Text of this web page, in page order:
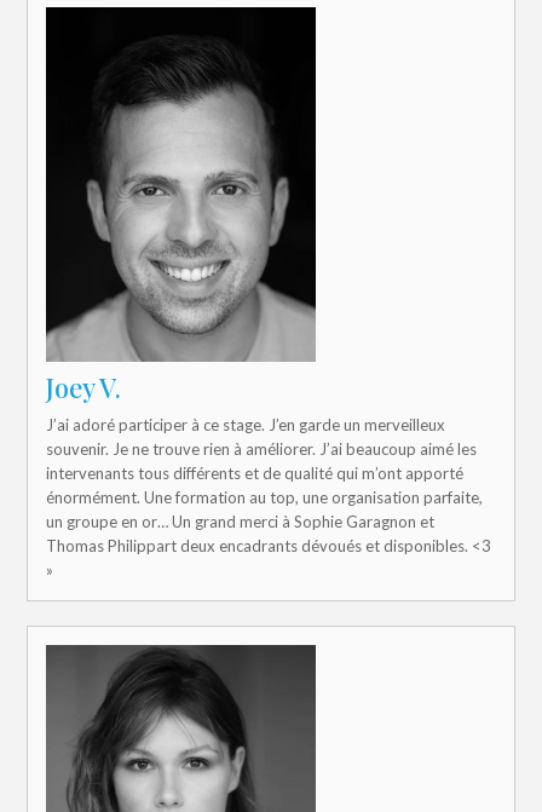
Joey V.
J’ai adoré participer à ce stage. J’en garde un merveilleux
souvenir. Je ne trouve rien à améliorer. J’ai beaucoup aimé les
intervenants tous différents et de qualité qui m’ont apporté
énormément. Une formation au top, une organisation parfaite,
un groupe en or… Un grand merci à Sophie Garagnon et
Thomas Philippart deux encadrants dévoués et disponibles. <3
»